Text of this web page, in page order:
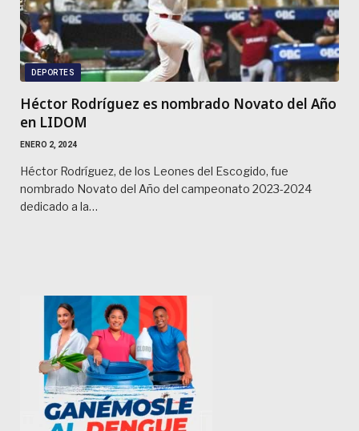
DEPORTES
Héctor Rodríguez es nombrado Novato del Año
en LIDOM
ENERO 2, 2024
Héctor Rodríguez, de los Leones del Escogido, fue
nombrado Novato del Año del campeonato 2023-2024
dedicado a la…